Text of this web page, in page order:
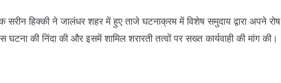
सरीन हिक्की ने जालंधर शहर में हुए ताजे घटनाक्रम में विशेष समुदाय द्वारा अपने रोष
की निंदा की और इसमें शामिल शरारती तत्वों पर सख्त कार्यवाही की मांग की।